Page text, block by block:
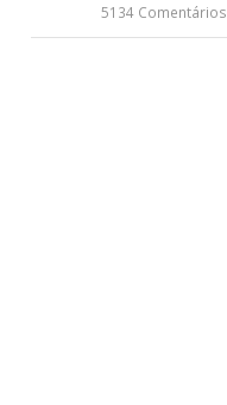
5134 Comentários
/